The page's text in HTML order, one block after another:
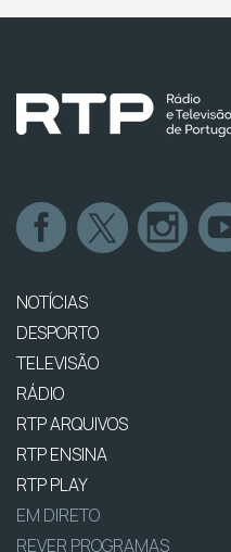
NOTÍCIAS
DESPORTO
TELEVISÃO
RÁDIO
RTP ARQUIVOS
RTP ENSINA
RTP PLAY
EM DIRETO
REVER PROGRAMAS